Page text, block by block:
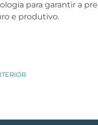
para garantir a
e produtivo.